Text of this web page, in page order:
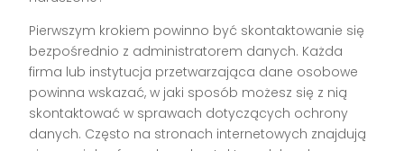
Pierwszym krokiem powinno być skontaktowanie się
bezpośrednio z administratorem danych. Każda
firma lub instytucja przetwarzająca dane osobowe
powinna wskazać, w jaki sposób możesz się z nią
skontaktować w sprawach dotyczących ochrony
danych. Często na stronach internetowych znajdują